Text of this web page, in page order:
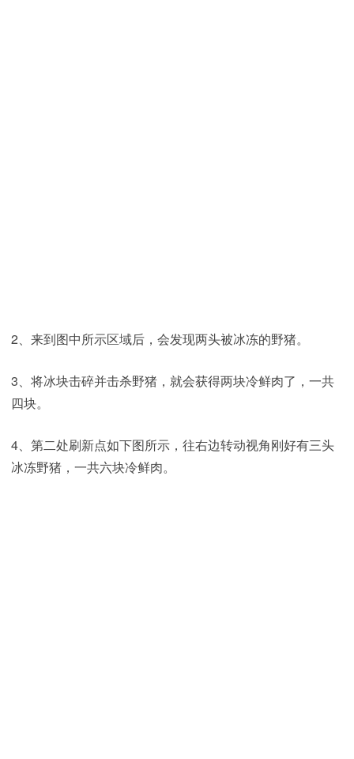
2、来到图中所示区域后，会发现两头被冰冻的野猪。
3、将冰块击碎并击杀野猪，就会获得两块冷鲜肉了，一共
四块。
4、第二处刷新点如下图所示，往右边转动视角刚好有三头
冰冻野猪，一共六块冷鲜肉。